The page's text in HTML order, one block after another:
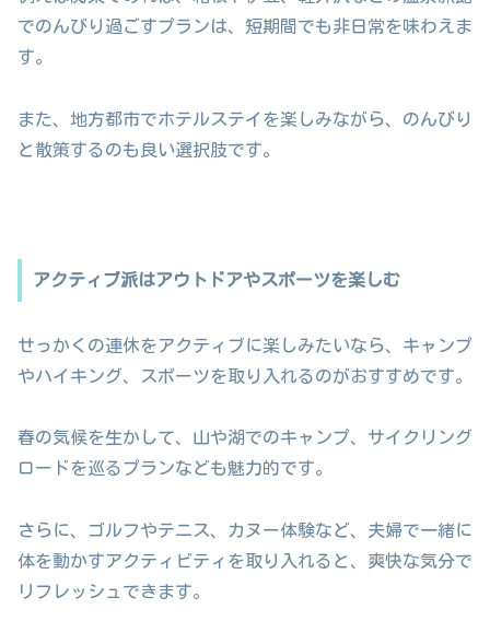
でのんびり過ごすプランは、短期間でも非日常を味わえま
す。
また、地方都市でホテルステイを楽しみながら、のんびり
と散策するのも良い選択肢です。
アクティブ派はアウトドアやスポーツを楽しむ
せっかくの連休をアクティブに楽しみたいなら、キャンプ
やハイキング、スポーツを取り入れるのがおすすめです。
春の気候を生かして、山や湖でのキャンプ、サイクリング
ロードを巡るプランなども魅力的です。
さらに、ゴルフやテニス、カヌー体験など、夫婦で一緒に
体を動かすアクティビティを取り入れると、爽快な気分で
リフレッシュできます。